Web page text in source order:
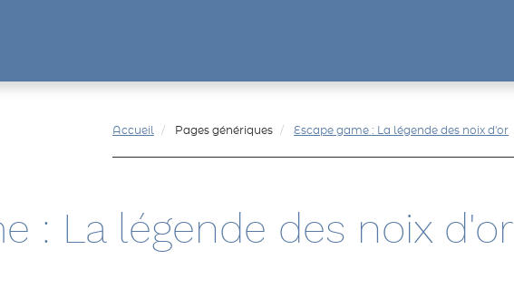
Accueil Pages génériques Escape game : La légende des noix d'or
: La légende des noix d'or